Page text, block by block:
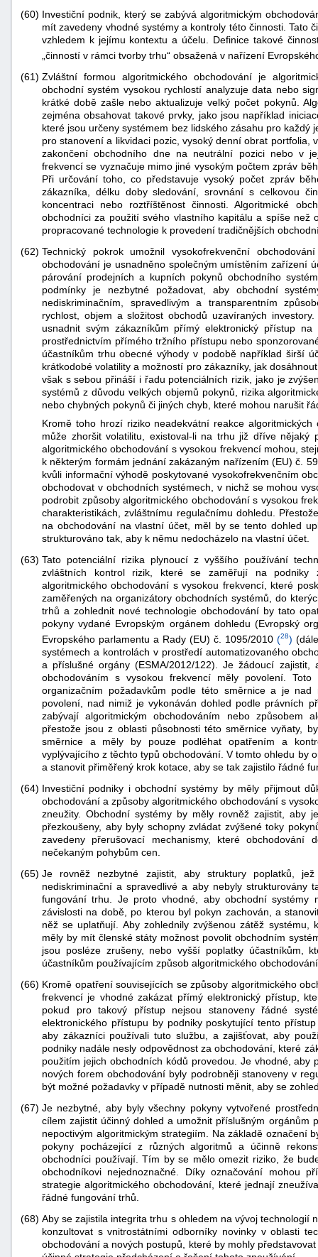
(60) Investiční podnik, který se zabývá algoritmickým
mít zavedeny vhodné systémy a kontroly této činnosti. Tato
vzhledem k jejímu kontextu a účelu. Definice takové
„činností v rámci tvorby trhu“ obsažená v nařízení
(61) Zvláštní formou algoritmického obchodování je
obchodní systém vysokou rychlostí analyzuje data nebo
krátké době zašle nebo aktualizuje velký počet pokynů.
zejména obsahovat takové prvky, jako jsou například
které jsou určeny systémem bez lidského zásahu pro každý
pro stanovení a likvidaci pozic, vysoký denní obrat portfolia,
zakončení obchodního dne na neutrální pozici nebo v
frekvencí se vyznačuje mimo jiné vysokým počtem zpráv
Při určování toho, co představuje vysoký počet zpráv
zákazníka, délku doby sledování, srovnání s celkovou
koncentraci nebo roztříštěnost činnosti. Algoritmické
obchodníci za použití svého vlastního kapitálu a spíše než
propracované technologie k provedení tradičnějších
(62) Technický pokrok umožnil vysokofrekvenční
obchodování je usnadněno společným umístěním zařízení
párování prodejních a kupních pokynů obchodního
podmínky je nezbytné požadovat, aby obchodní
nediskriminačním, spravedlivým a transparentním
rychlost, objem a složitost obchodů uzavíraných
usnadnit svým zákazníkům přímý elektronický přístup
prostřednictvím přímého tržního přístupu nebo
účastníkům trhu obecné výhody v podobě například širší
krátkodobé volatility a možností pro zákazníky, jak
však s sebou přináší i řadu potenciálních rizik, jako je
systémů z důvodu velkých objemů pokynů, rizika
nebo chybných pokynů či jiných chyb, které mohou narušit
Kromě toho hrozí riziko neadekvátní reakce
může zhoršit volatilitu, existoval-li na trhu již dříve nějaký
algoritmického obchodování s vysokou frekvencí mohou,
k některým formám jednání zakázaným nařízením (EU) č.
kvůli informační výhodě poskytované vysokofrekvenčním
obchodovat v obchodních systémech, v nichž se mohou
podrobit způsoby algoritmického obchodování s vysokou
charakteristikách, zvláštnímu regulačnímu dohledu.
na obchodování na vlastní účet, měl by se tento dohled
strukturováno tak, aby k němu nedocházelo na vlastní účet.
(63) Tato potenciální rizika plynoucí z vyššího používání
zvláštních kontrol rizik, které se zaměřují na podniky
algoritmického obchodování s vysokou frekvencí, které
zaměřených na organizátory obchodních systémů, do
trhů a zohlednit nové technologie obchodování by tato
pokyny vydané Evropským orgánem dohledu (Evropský
Evropského parlamentu a Rady (EU) č. 1095/2010(28)
systémech a kontrolách v prostředí automatizovaného
a příslušné orgány (ESMA/2012/122). Je žádoucí zajistit,
obchodováním s vysokou frekvencí měly povolení.
organizačním požadavkům podle této směrnice a je
povolení, nad nimiž je vykonáván dohled podle právních
zabývají algoritmickým obchodováním nebo způsobem
přestože jsou z oblasti působnosti této směrnice vyňaty,
směrnice a měly by pouze podléhat opatřením a
vyplývajícího z těchto typů obchodování. V tomto ohledu by
a stanovit přiměřený krok kotace, aby se tak zajistilo řádné
(64) Investiční podniky i obchodní systémy by měly přijmout
obchodování a způsoby algoritmického obchodování s
zneužity. Obchodní systémy by měly rovněž zajistit, aby
přezkoušeny, aby byly schopny zvládat zvýšené toky
zavedeny přerušovací mechanismy, které
nečekaným pohybům cen.
(65) Je rovněž nezbytné zajistit, aby struktury poplatků,
nediskriminační a spravedlivé a aby nebyly strukturovány
fungování trhu. Je proto vhodné, aby obchodní systémy
závislosti na době, po kterou byl pokyn zachován, a
něž se uplatňují. Aby zohlednily zvýšenou zátěž
měly by mít členské státy možnost povolit obchodním
jsou posléze zrušeny, nebo vyšší poplatky účastníkům,
účastníkům používajícím způsob algoritmického
(66) Kromě opatření souvisejících se způsoby algoritmického
frekvencí je vhodné zakázat přímý elektronický přístup,
pokud pro takový přístup nejsou stanoveny řádné
elektronického přístupu by podniky poskytující tento
aby zákazníci používali tuto službu, a zajišťovat, aby
podniky nadále nesly odpovědnost za obchodování, které
použitím jejich obchodních kódů provedou. Je vhodné,
nových forem obchodování byly podrobněji stanoveny v
být možné požadavky v případě nutnosti měnit, aby se
(67) Je nezbytné, aby byly všechny pokyny vytvořené
cílem zajistit účinný dohled a umožnit příslušným orgánům
nepoctivým algoritmickým strategiím. Na základě označení
pokyny pocházející z různých algoritmů a účinně
obchodníci používají. Tím by se mělo omezit riziko, že
obchodníkovi nejednoznačné. Díky označování mohou
strategie algoritmického obchodování, které jednají
řádné fungování trhů.
(68) Aby se zajistila integrita trhu s ohledem na vývoj technologií
konzultovat s vnitrostátními odborníky novinky v oblasti
obchodování a nových postupů, které by mohly